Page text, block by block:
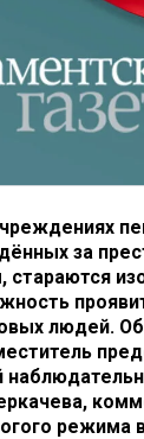
за
стараются
людей.
режима